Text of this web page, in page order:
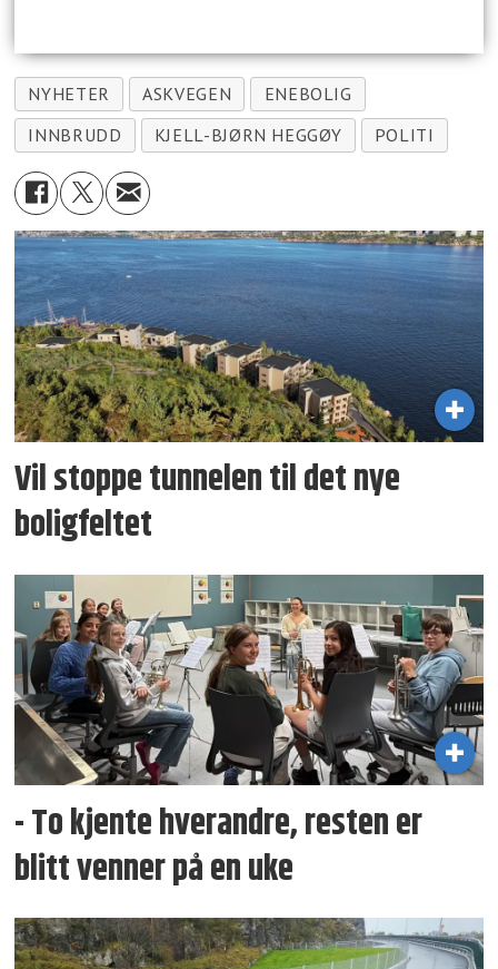
NYHETER ASKVEGEN
ENEBOLIG
INNBRUDD
KJELL-BJØRN HEGGØY POLITI
Vil stoppe tunnelen til det nye
boligfeltet
- To kjente hverandre, resten er
blitt venner på en uke